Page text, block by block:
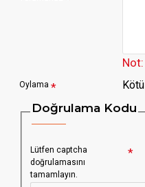
Not:
Oylama Kötü
Doğrulama Kodu
Lütfen captcha
doğrulamasını
tamamlayın.